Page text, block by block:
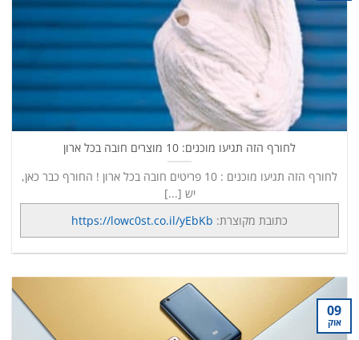
לחורף הזה תגיעו מוכנים: 10 מוצרים חובה בכל ארון
לחורף הזה תגיעו מוכנים : 10 פריטים חובה בכל ארון ! החורף כבר כאן,
יש [...]
כתובת מקוצרת: https://lowc0st.co.il/yEbKb
09
אוק